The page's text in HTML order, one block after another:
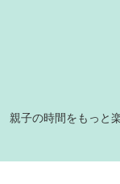
親子の時間をもっと